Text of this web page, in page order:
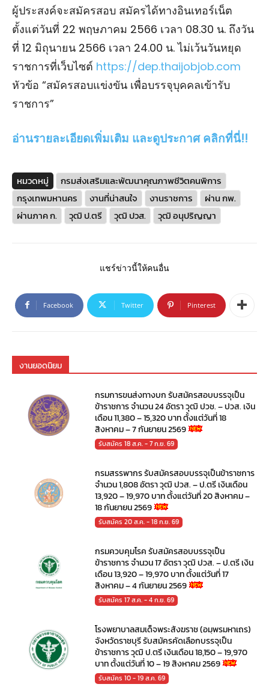
ผู้ประสงค์จะสมัครสอบ สมัครได้ทางอินเทอร์เน็ต
ตั้งแต่วันที่ 22 พฤษภาคม 2566 เวลา 08.30 น. ถึงวัน
ที่ 12 มิถุนายน 2566 เวลา 24.00 น. ไม่เว้นวันหยุด
ราชการที่เว็บไซต์ https://dep.thaijobjob.com
หัวข้อ “สมัครสอบแข่งขัน เพื่อบรรจุบุคคลเข้ารับ
ราชการ”
อ่านรายละเอียดเพิ่มเติม และดูประกาศ คลิกที่นี่!!
หมวดหมู่
กรมส่งเสริมและพัฒนาคุณภาพชีวิตคนพิการ
กรุงเทพมหานคร
งานที่น่าสนใจ งานราชการ
ผ่าน กพ.
ผ่านภาค ก.
วุฒิ ป.ตรี วุฒิ ปวส. วุฒิ อนุปริญญา
แชร์ข่าวนี้ให้คนอื่น
Facebook Twitter Pinterest
งานยอดนิยม
กรมการขนส่งทางบก รับสมัครสอบบรรจุเป็น
ข้าราชการ จำนวน 24 อัตรา วุฒิ ปวช. – ปวส. เงิน
เดือน 11,380 – 15,320 บาท ตั้งแต่วันที่ 18
สิงหาคม – 7 กันยายน 2569
รับสมัคร 18 ส.ค. - 7 ก.ย. 69
กรมสรรพากร รับสมัครสอบบรรจุเป็นข้าราชการ
จำนวน 1,808 อัตรา วุฒิ ปวส. – ป.ตรี เงินเดือน
13,920 – 19,970 บาท ตั้งแต่วันที่ 20 สิงหาคม –
18 กันยายน 2569
รับสมัคร 20 ส.ค. - 18 ก.ย. 69
กรมควบคุมโรค รับสมัครสอบบรรจุเป็น
ข้าราชการ จำนวน 17 อัตรา วุฒิ ปวส. – ป.ตรี เงิน
เดือน 13,920 – 19,970 บาท ตั้งแต่วันที่ 17
สิงหาคม – 4 กันยายน 2569
รับสมัคร 17 ส.ค. - 4 ก.ย. 69
โรงพยาบาลสมเด็จพระสังฆราช (อมฺพรมหาเถร)
จังหวัดราชบุรี รับสมัครคัดเลือกบรรจุเป็น
ข้าราชการ วุฒิ ป.ตรี เงินเดือน 18,150 – 19,970
บาท ตั้งแต่วันที่ 10 – 19 สิงหาคม 2569
รับสมัคร 10 - 19 ส.ค. 69